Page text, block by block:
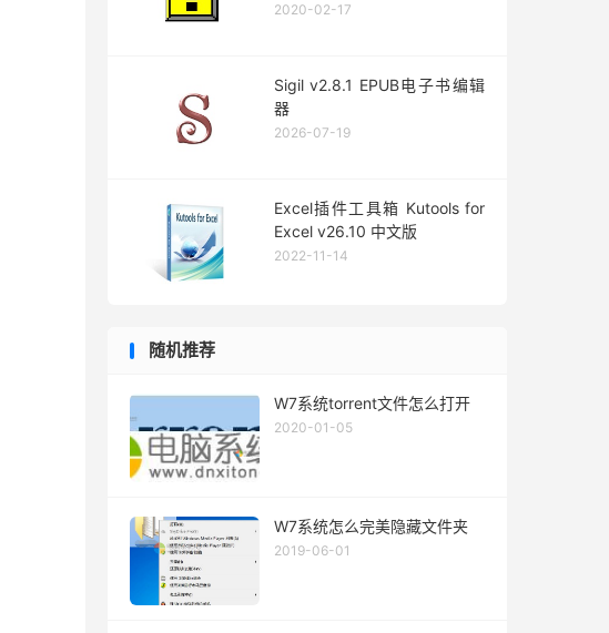
2020-02-17
Sigil v2.8.1 EPUB电子书编辑
器
2026-07-19
Excel插件工具箱 Kutools for
Excel v26.10 中文版
2022-11-14
随机推荐
W7系统torrent文件怎么打开
2020-01-05
W7系统怎么完美隐藏文件夹
2019-06-01